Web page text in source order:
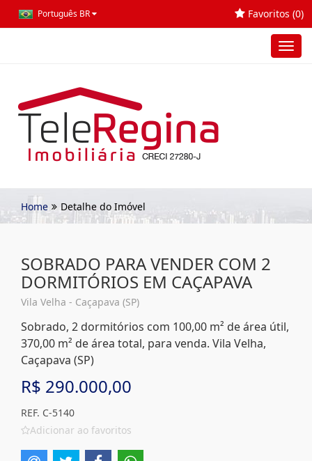
Português BR Favoritos (0)
Home Detalhe do Imóvel
SOBRADO PARA VENDER COM 2
DORMITÓRIOS EM CAÇAPAVA
Vila Velha - Caçapava (SP)
Sobrado, 2 dormitórios com 100,00 m² de área útil,
370,00 m² de área total, para venda. Vila Velha,
Caçapava (SP)
R$ 290.000,00
REF. C-5140
Adicionar ao favoritos